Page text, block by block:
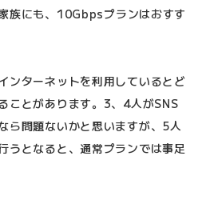
族にも、10Gbpsプランはおすす
ンターネットを利用しているとど
ことがあります。3、4人がSNS
ら問題ないかと思いますが、5人
うとなると、通常プランでは事足